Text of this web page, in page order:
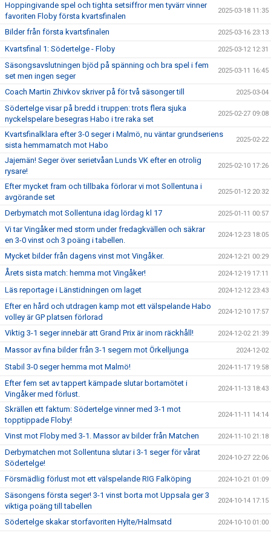
Hoppingivande spel och tighta setsiffror men tyvärr vinner
favoriten Floby första kvartsfinalen
2025-03-18 11:35
Bilder från första kvartsfinalen 2025-03-16 23:13
Kvartsfinal 1: Södertelge - Floby 2025-03-12 12:31
Säsongsavslutningen bjöd på spänning och bra spel i fem
set men ingen seger
2025-03-11 16:45
Coach Martin Zhivkov skriver på för två säsonger till 2025-03-04
Södertelge visar på bredd i truppen: trots flera sjuka
nyckelspelare besegras Habo i tre raka set
2025-02-27 09:08
Kvartsfinalklara efter 3-0 seger i Malmö, nu väntar grundseriens
sista hemmamatch mot Habo
2025-02-22
Jajemän! Seger över serietvåan Lunds VK efter en otrolig
rysare!
2025-02-10 17:26
Efter mycket fram och tillbaka förlorar vi mot Sollentuna i
avgörande set
2025-01-12 20:32
Derbymatch mot Sollentuna idag lördag kl 17 2025-01-11 00:57
Vi tar Vingåker med storm under fredagkvällen och säkrar
en 3-0 vinst och 3 poäng i tabellen.
2024-12-23 18:05
Mycket bilder från dagens vinst mot Vingåker. 2024-12-21 00:29
Årets sista match: hemma mot Vingåker! 2024-12-19 17:11
Läs reportage i Länstidningen om laget 2024-12-12 23:43
Efter en hård och utdragen kamp mot ett välspelande Habo
volley är GP platsen förlorad
2024-12-10 17:57
Viktig 3-1 seger innebär att Grand Prix är inom räckhåll! 2024-12-02 21:39
Massor av fina bilder från 3-1 segern mot Örkelljunga 2024-12-02
Stabil 3-0 seger hemma mot Malmö! 2024-11-17 19:58
Efter fem set av tappert kämpade slutar bortamötet i
Vingåker med förlust.
2024-11-13 18:43
Skrällen ett faktum: Södertelge vinner med 3-1 mot
topptippade Floby!
2024-11-11 14:14
Vinst mot Floby med 3-1. Massor av bilder från Matchen 2024-11-10 21:18
Derbymatchen mot Sollentuna slutar i 3-1 seger för vårat
Södertelge!
2024-10-27 22:06
Försmädlig förlust mot ett välspelande RIG Falköping 2024-10-21 01:09
Säsongens första seger! 3-1 vinst borta mot Uppsala ger 3
viktiga poäng till tabellen
2024-10-14 17:15
Södertelge skakar storfavoriten Hylte/Halmsatd 2024-10-10 01:00